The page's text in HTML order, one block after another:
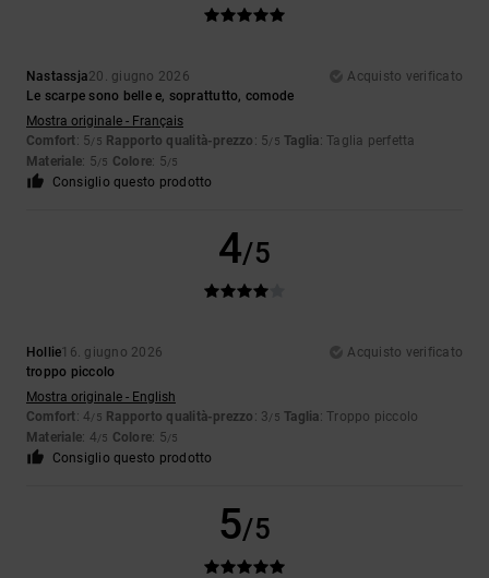
Nastassja20. giugno 2026
Acquisto verificato
Le scarpe sono belle e, soprattutto, comode
Mostra originale - Français
Comfort: 5/5 Rapporto qualità-prezzo : 5/5 Taglia: Taglia perfetta
Materiale: 5/5 Colore: 5/5
Consiglio questo prodotto
4/5
Hollie16. giugno 2026
Acquisto verificato
troppo piccolo
Mostra originale - English
Comfort: 4/5 Rapporto qualità-prezzo : 3/5 Taglia: Troppo piccolo
Materiale: 4/5 Colore: 5/5
Consiglio questo prodotto
5/5